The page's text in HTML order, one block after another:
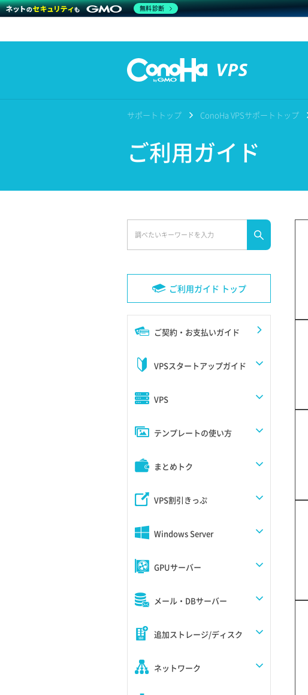
サポートトップ ConoHa VPSサポートトップ
ご利用ガイド
ご利用ガイド トップ
ご契約・お支払いガイド
VPSスタートアップガイド
VPS
テンプレートの使い方
まとめトク
VPS割引きっぷ
Windows Server
GPUサーバー
メール・DBサーバー
追加ストレージ/ディスク
ネットワーク
無料診断